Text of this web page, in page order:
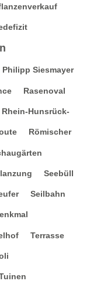
Philipp Siesmayer
Rasenoval
Rhein-Hunsrück-
Römischer
Seebüll
Seilbahn
Terrasse